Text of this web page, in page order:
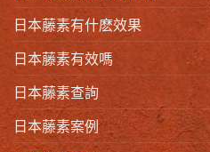
日本藤素有什麽效果
日本藤素有效嗎
日本藤素查詢
日本藤素案例